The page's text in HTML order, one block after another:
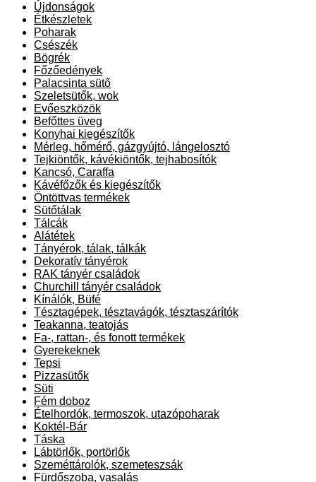
Újdonságok
Étkészletek
Poharak
Csészék
Bögrék
Főzőedények
Palacsinta sütő
Szeletsütők, wok
Evőeszközök
Befőttes üveg
Konyhai kiegészítők
Mérleg, hőmérő, gázgyújtó, lángelosztó
Tejkiöntők, kávékiöntők, tejhabosítók
Kancsó, Caraffa
Kávéfőzők és kiegészítők
Öntöttvas termékek
Sütőtálak
Tálcák
Alátétek
Tányérok, tálak, tálkák
Dekoratív tányérok
RAK tányér családok
Churchill tányér családok
Kínálók, Büfé
Tésztagépek, tésztavágók, tésztaszárítók
Teakanna, teatojás
Fa-, rattan-, és fonott termékek
Gyerekeknek
Tepsi
Pizzasütők
Süti
Fém doboz
Ételhordók, termoszok, utazópoharak
Koktél-Bár
Táska
Lábtörlők, portörlők
Szeméttárolók, szemeteszsák
Fürdőszoba, vasalás